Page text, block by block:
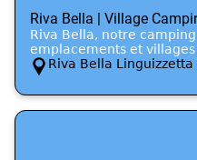
Riva Bella | Village
Riva Bella, notre
emplacements et
90 logements de Corse,
domaine naturiste, le
la nature. Authenticité,
pour éveiller vos sens et
Riva Bella Linguizzetta